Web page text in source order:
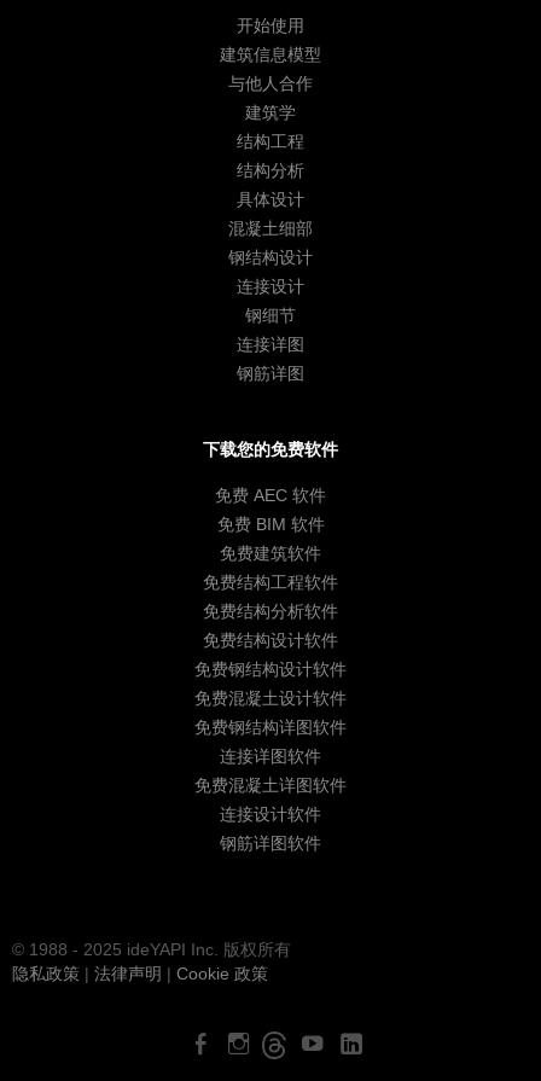
开始使用
建筑信息模型
与他人合作
建筑学
结构工程
结构分析
具体设计
混凝土细部
钢结构设计
连接设计
钢细节
连接详图
钢筋详图
下载您的免费软件
免费 AEC 软件
免费 BIM 软件
免费建筑软件
免费结构工程软件
免费结构分析软件
免费结构设计软件
免费钢结构设计软件
免费混凝土设计软件
免费钢结构详图软件
连接详图软件
免费混凝土详图软件
连接设计软件
钢筋详图软件
© 1988 - 2025 ideYAPI Inc. 版权所有
隐私政策 | 法律声明 | Cookie 政策